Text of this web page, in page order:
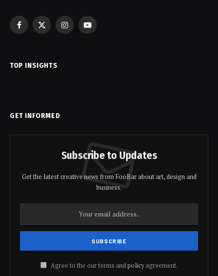
Facebook
X
InstagramYouTube
TOP INSIGHTS
GET INFORMED
Subscribe to Updates
Get the latest creative news from FooBar about art, design and
business.
Agree to the our terms andpolicyagreement.